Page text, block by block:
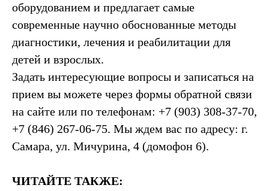
оборудованием и предлагает самые
современные научно обоснованные методы
диагностики, лечения и реабилитации для
детей и взрослых.
Задать интересующие вопросы и записаться на
прием вы можете через формы обратной связи
на сайте или по телефонам: +7 (903) 308-37-70,
+7 (846) 267-06-75. Мы ждем вас по адресу: г.
Самара, ул. Мичурина, 4 (домофон 6).
ЧИТАЙТЕ ТАКЖЕ: